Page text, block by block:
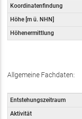
Koordinatenfindung
Höhe [m ü. NHN]
Höhenermittlung
Allgemeine Fachdaten:
Entstehungszeitraum
Aktivität